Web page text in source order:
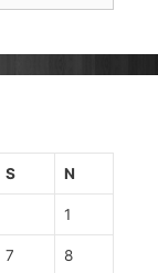
S N
1
7 8